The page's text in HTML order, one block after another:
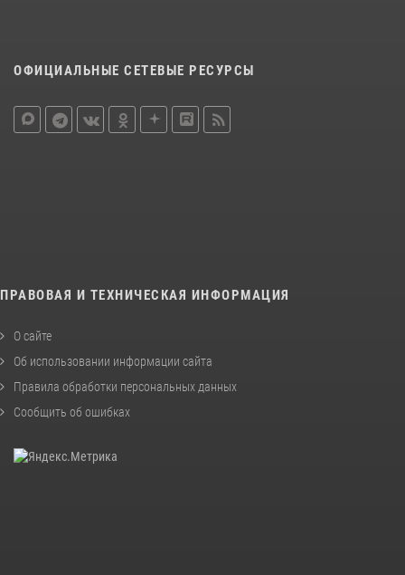
ОФИЦИАЛЬНЫЕ СЕТЕВЫЕ РЕСУРСЫ
ПРАВОВАЯ И ТЕХНИЧЕСКАЯ ИНФОРМАЦИЯ
О сайте
Об использовании информации сайта
Правила обработки персональных данных
Сообщить об ошибках